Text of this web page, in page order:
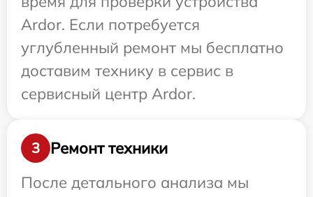
Ardor. Если потребуется
углубленный ремонт мы бесплатно
доставим технику в сервис в
сервисный центр Ardor.
3
Ремонт техники
После детального анализа мы